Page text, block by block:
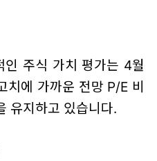
인 주식 가치 평가는 4월
치에 가까운 전망 P/E 비
유지하고 있습니다.